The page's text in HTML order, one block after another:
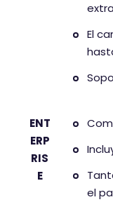
El
ENT
ERP
RIS
E
el